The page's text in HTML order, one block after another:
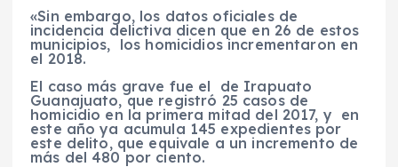
«Sin embargo, los datos oficiales de
incidencia delictiva dicen que en 26 de estos
municipios, los homicidios incrementaron en
el 2018.
El caso más grave fue el de Irapuato
Guanajuato, que registró 25 casos de
homicidio en la primera mitad del 2017, y en
este año ya acumula 145 expedientes por
este delito, que equivale a un incremento de
más del 480 por ciento.